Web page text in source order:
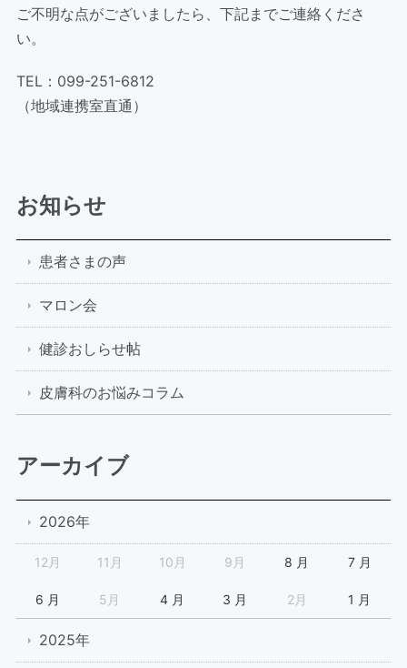
ご不明な点がございましたら、下記までご連絡くださ
い。
TEL：099-251-6812
（地域連携室直通）
お知らせ
患者さまの声
マロン会
健診おしらせ帖
皮膚科のお悩みコラム
アーカイブ
2026年
12月 11月 10月 9月 8 月 7 月
6 月 5月 4 月 3 月 2月 1 月
2025年